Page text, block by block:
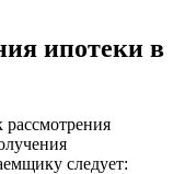
ипотеки в
рассмотрения
следует: